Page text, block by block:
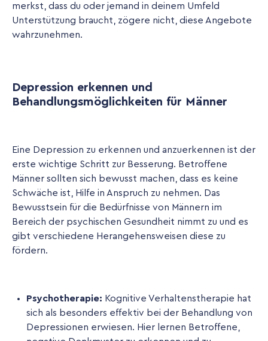
merkst, dass du oder jemand in deinem Umfeld
Unterstützung braucht, zögere nicht, diese Angebote
wahrzunehmen.
Depression erkennen und
Behandlungsmöglichkeiten für Männer
Eine Depression zu erkennen und anzuerkennen ist der
erste wichtige Schritt zur Besserung. Betroffene
Männer sollten sich bewusst machen, dass es keine
Schwäche ist, Hilfe in Anspruch zu nehmen. Das
Bewusstsein für die Bedürfnisse von Männern im
Bereich der psychischen Gesundheit nimmt zu und es
gibt verschiedene Herangehensweisen diese zu
fördern.
Psychotherapie: Kognitive Verhaltenstherapie hat
sich als besonders effektiv bei der Behandlung von
Depressionen erwiesen. Hier lernen Betroffene,